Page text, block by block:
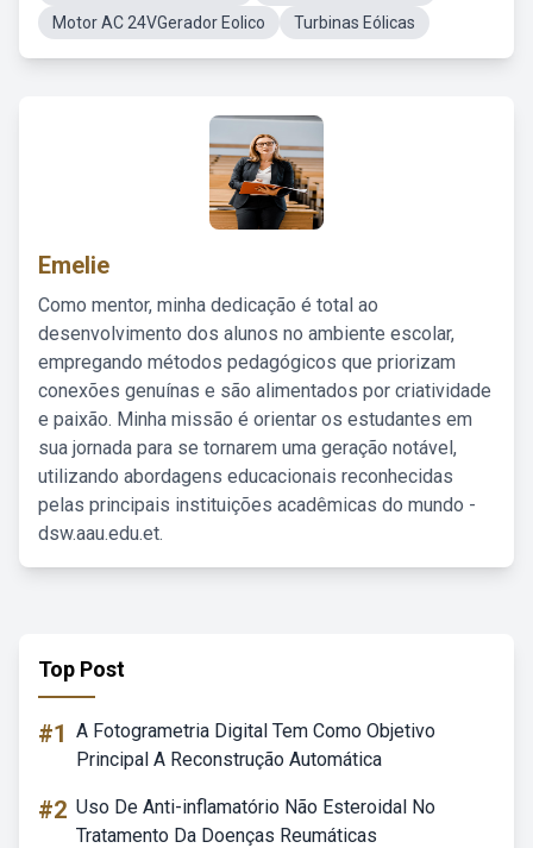
Motor AC 24VGerador Eolico
Turbinas Eólicas
Emelie
Como mentor, minha dedicação é total ao
desenvolvimento dos alunos no ambiente escolar,
empregando métodos pedagógicos que priorizam
conexões genuínas e são alimentados por criatividade
e paixão. Minha missão é orientar os estudantes em
sua jornada para se tornarem uma geração notável,
utilizando abordagens educacionais reconhecidas
pelas principais instituições acadêmicas do mundo -
dsw.aau.edu.et.
Top Post
#1 A Fotogrametria Digital Tem Como Objetivo
Principal A Reconstrução Automática
#2 Uso De Anti-inflamatório Não Esteroidal No
Tratamento Da Doenças Reumáticas